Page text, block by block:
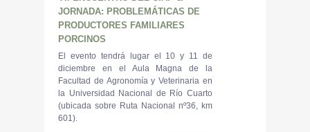
JORNADA: PROBLEMÁTICAS DE
PRODUCTORES FAMILIARES
PORCINOS
El evento tendrá lugar el 10 y 11 de
diciembre en el Aula Magna de la
Facultad de Agronomía y Veterinaria en
la Universidad Nacional de Río Cuarto
(ubicada sobre Ruta Nacional nº36, km
601).